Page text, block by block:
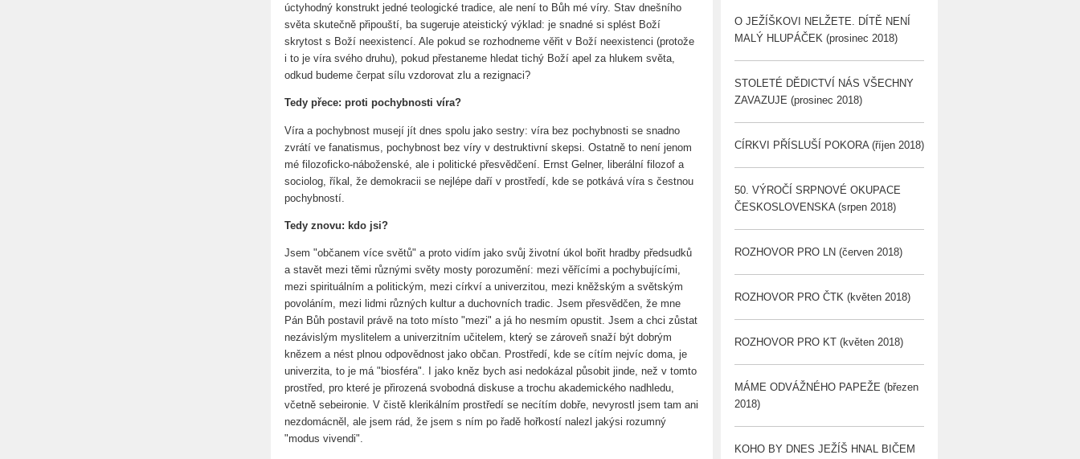
úctyhodný konstrukt jedné teologické tradice, ale není to Bůh mé víry. Stav dnešního
světa skutečně připouští, ba sugeruje ateistický výklad: je snadné si splést Boží
skrytost s Boží neexistencí. Ale pokud se rozhodneme věřit v Boží neexistenci (protože
i to je víra svého druhu), pokud přestaneme hledat tichý Boží apel za hlukem světa,
odkud budeme čerpat sílu vzdorovat zlu a rezignaci?
Tedy přece: proti pochybnosti víra?
Víra a pochybnost musejí jít dnes spolu jako sestry: víra bez pochybnosti se snadno
zvrátí ve fanatismus, pochybnost bez víry v destruktivní skepsi. Ostatně to není jenom
mé filozoficko-náboženské, ale i politické přesvědčení. Ernst Gelner, liberální filozof a
sociolog, říkal, že demokracii se nejlépe daří v prostředí, kde se potkává víra s čestnou
pochybností.
Tedy znovu: kdo jsi?
Jsem "občanem více světů" a proto vidím jako svůj životní úkol bořit hradby předsudků
a stavět mezi těmi různými světy mosty porozumění: mezi věřícími a pochybujícími,
mezi spirituálním a politickým, mezi církví a univerzitou, mezi kněžským a světským
povoláním, mezi lidmi různých kultur a duchovních tradic. Jsem přesvědčen, že mne
Pán Bůh postavil právě na toto místo "mezi" a já ho nesmím opustit. Jsem a chci zůstat
nezávislým myslitelem a univerzitním učitelem, který se zároveň snaží být dobrým
knězem a nést plnou odpovědnost jako občan. Prostředí, kde se cítím nejvíc doma, je
univerzita, to je má "biosféra". I jako kněz bych asi nedokázal působit jinde, než v tomto
prostřed, pro které je přirozená svobodná diskuse a trochu akademického nadhledu,
včetně sebeironie. V čistě klerikálním prostředí se necítím dobře, nevyrostl jsem tam ani
nezdomácněl, ale jsem rád, že jsem s ním po řadě hořkostí nalezl jakýsi rozumný
"modus vivendi".
O JEŽÍŠKOVI NELŽETE. DÍTĚ NENÍ
MALÝ HLUPÁČEK (prosinec 2018)
STOLETÉ DĚDICTVÍ NÁS VŠECHNY
ZAVAZUJE (prosinec 2018)
CÍRKVI PŘÍSLUŠÍ POKORA (říjen 2018)
50. VÝROČÍ SRPNOVÉ OKUPACE
ČESKOSLOVENSKA (srpen 2018)
ROZHOVOR PRO LN (červen 2018)
ROZHOVOR PRO ČTK (květen 2018)
ROZHOVOR PRO KT (květen 2018)
MÁME ODVÁŽNÉHO PAPEŽE (březen
2018)
KOHO BY DNES JEŽÍŠ HNAL BIČEM